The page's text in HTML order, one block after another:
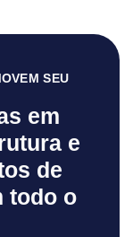
SEU
em
e
de
todo o